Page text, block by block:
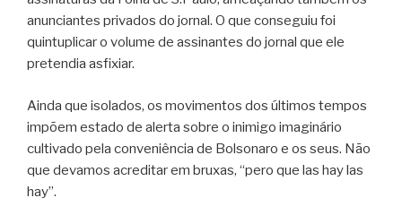
anunciantes privados do jornal. O que conseguiu foi
quintuplicar o volume de assinantes do jornal que ele
pretendia asfixiar.
Ainda que isolados, os movimentos dos últimos tempos
impõem estado de alerta sobre o inimigo imaginário
cultivado pela conveniência de Bolsonaro e os seus. Não
que devamos acreditar em bruxas, “pero que las hay las
hay”.